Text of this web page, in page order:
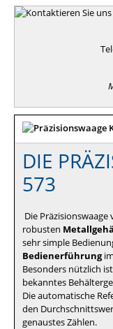
DIE
573
Die Präzisionswaage
robusten
sehr simple
Bedienerführung
Besonders nützlich
bekanntes
Die automatische
den
genaustes Zählen.